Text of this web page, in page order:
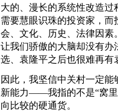
大的、漫长的系统性改造
需要慧眼识珠的投资家，
会、文化、历史、法律因素
让我们骄傲的大脑却没有办
选、袁隆平之后也很难再有
因此，我坚信中关村一定
新能力——我指的不是“窝里
向比较的硬通货。